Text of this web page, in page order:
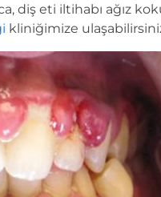
diş eti iltihabı ağız
kliniğimize